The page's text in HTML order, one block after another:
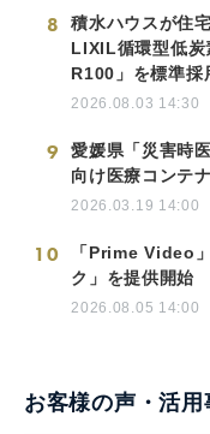
8
積水ハウスが住
LIXIL循環型低
R100」を標準採
2026.08.03 14:30
9
愛媛県「災害時
向け医療コンテ
2026.03.19 14:00
10
「Prime Video
ク」を提供開始
2026.08.05 14:00
お客様の声・活用